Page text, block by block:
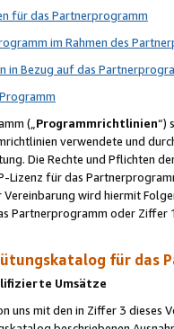
für das Partnerprogramm
im Rahmen des
in Bezug auf das
(„Programmrichtlinien“)
verwendete und
Die Rechte und Pflichten
Lizenz für das
Vereinbarung wird hiermit
Partnerprogramm oder
für das
Umsätze
uns mit den in Ziffer 3